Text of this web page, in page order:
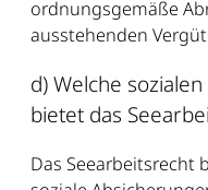
ordnungsgemäße
ausstehenden
d) Welche
bietet das
Das Seearbeitsrecht